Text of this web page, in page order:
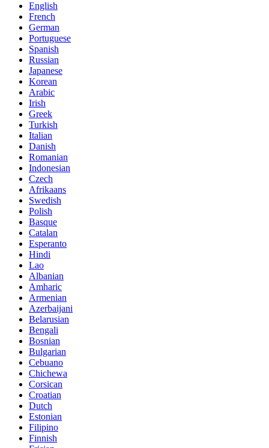
English
French
German
Portuguese
Spanish
Russian
Japanese
Korean
Arabic
Irish
Greek
Turkish
Italian
Danish
Romanian
Indonesian
Czech
Afrikaans
Swedish
Polish
Basque
Catalan
Esperanto
Hindi
Lao
Albanian
Amharic
Armenian
Azerbaijani
Belarusian
Bengali
Bosnian
Bulgarian
Cebuano
Chichewa
Corsican
Croatian
Dutch
Estonian
Filipino
Finnish